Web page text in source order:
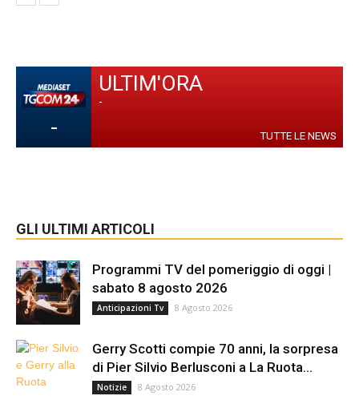
-
ULTIM'ORA
-
TUTTE LE NEWS
GLI ULTIMI ARTICOLI
Programmi TV del pomeriggio di oggi |
sabato 8 agosto 2026
Anticipazioni Tv 8 Agosto 2026
Gerry Scotti compie 70 anni, la sorpresa
di Pier Silvio Berlusconi a La Ruota...
Notizie 8 Agosto 2026